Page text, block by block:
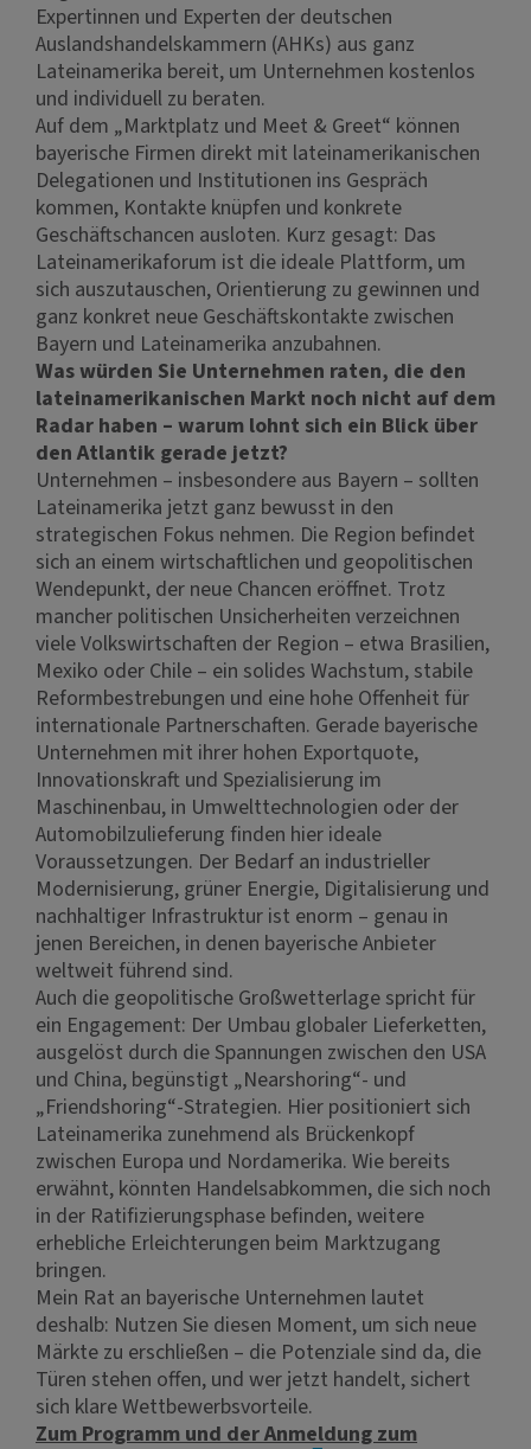
Expertinnen und Experten der deutschen
Auslandshandelskammern (AHKs) aus ganz
Lateinamerika bereit, um Unternehmen kostenlos
und individuell zu beraten.
Auf dem „Marktplatz und Meet & Greet“ können
bayerische Firmen direkt mit lateinamerikanischen
Delegationen und Institutionen ins Gespräch
kommen, Kontakte knüpfen und konkrete
Geschäftschancen ausloten. Kurz gesagt: Das
Lateinamerikaforum ist die ideale Plattform, um
sich auszutauschen, Orientierung zu gewinnen und
ganz konkret neue Geschäftskontakte zwischen
Bayern und Lateinamerika anzubahnen.
Was würden Sie Unternehmen raten, die den
lateinamerikanischen Markt noch nicht auf dem
Radar haben – warum lohnt sich ein Blick über
den Atlantik gerade jetzt?
Unternehmen – insbesondere aus Bayern – sollten
Lateinamerika jetzt ganz bewusst in den
strategischen Fokus nehmen. Die Region befindet
sich an einem wirtschaftlichen und geopolitischen
Wendepunkt, der neue Chancen eröffnet. Trotz
mancher politischen Unsicherheiten verzeichnen
viele Volkswirtschaften der Region – etwa Brasilien,
Mexiko oder Chile – ein solides Wachstum, stabile
Reformbestrebungen und eine hohe Offenheit für
internationale Partnerschaften. Gerade bayerische
Unternehmen mit ihrer hohen Exportquote,
Innovationskraft und Spezialisierung im
Maschinenbau, in Umwelttechnologien oder der
Automobilzulieferung finden hier ideale
Voraussetzungen. Der Bedarf an industrieller
Modernisierung, grüner Energie, Digitalisierung und
nachhaltiger Infrastruktur ist enorm – genau in
jenen Bereichen, in denen bayerische Anbieter
weltweit führend sind.
Auch die geopolitische Großwetterlage spricht für
ein Engagement: Der Umbau globaler Lieferketten,
ausgelöst durch die Spannungen zwischen den USA
und China, begünstigt „Nearshoring“- und
„Friendshoring“-Strategien. Hier positioniert sich
Lateinamerika zunehmend als Brückenkopf
zwischen Europa und Nordamerika. Wie bereits
erwähnt, könnten Handelsabkommen, die sich noch
in der Ratifizierungsphase befinden, weitere
erhebliche Erleichterungen beim Marktzugang
bringen.
Mein Rat an bayerische Unternehmen lautet
deshalb: Nutzen Sie diesen Moment, um sich neue
Märkte zu erschließen – die Potenziale sind da, die
Türen stehen offen, und wer jetzt handelt, sichert
sich klare Wettbewerbsvorteile.
Zum Programm und der Anmeldung zum